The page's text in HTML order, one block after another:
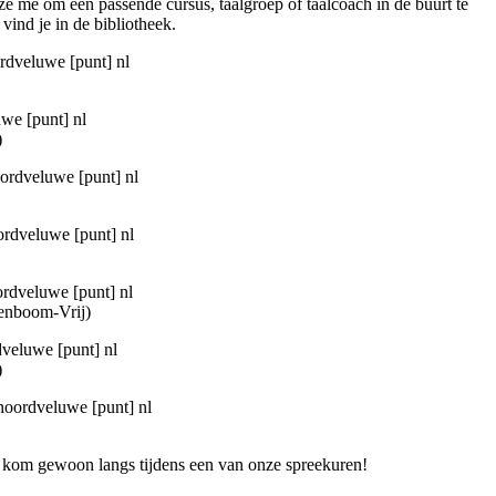
je in de bibliotheek.
[punt] nl
[punt] nl
[punt] nl
[punt] nl
[punt] nl
Vrij)
[punt] nl
[punt] nl
gewoon langs tijdens een van onze spreekuren!